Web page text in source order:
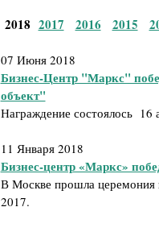
2018 2017 2016 2015
07 Июня 2018
Бизнес-Центр "Маркс"
объект"
Награждение состоялось 16
11 Января 2018
Бизнес-центр «Маркс»
В Москве прошла церемония
2017.